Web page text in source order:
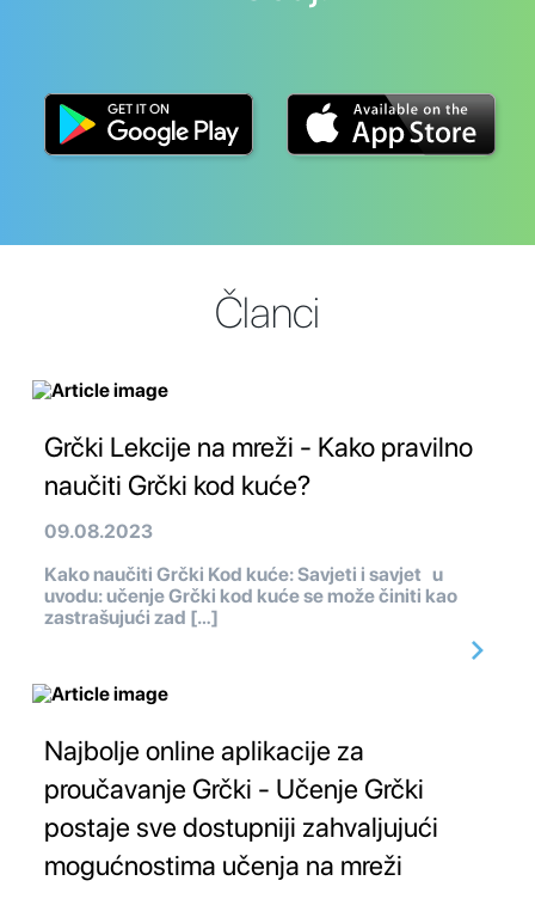
Članci
Grčki Lekcije na mreži - Kako pravilno
naučiti Grčki kod kuće?
09.08.2023
Kako naučiti Grčki Kod kuće: Savjeti i savjet u
uvodu: učenje Grčki kod kuće se može činiti kao
zastrašujući zad […]
Najbolje online aplikacije za
proučavanje Grčki - Učenje Grčki
postaje sve dostupniji zahvaljujući
mogućnostima učenja na mreži